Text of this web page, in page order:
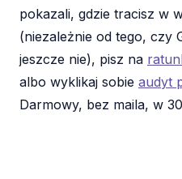
pokazali, gdzie tracisz w
(niezależnie od tego, czy
jeszcze nie), pisz na
albo wyklikaj sobie audyt
Darmowy, bez maila, w